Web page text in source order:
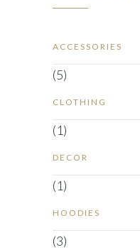
ACCESSORIES
(5)
CLOTHING
(1)
DECOR
(1)
HOODIES
(3)